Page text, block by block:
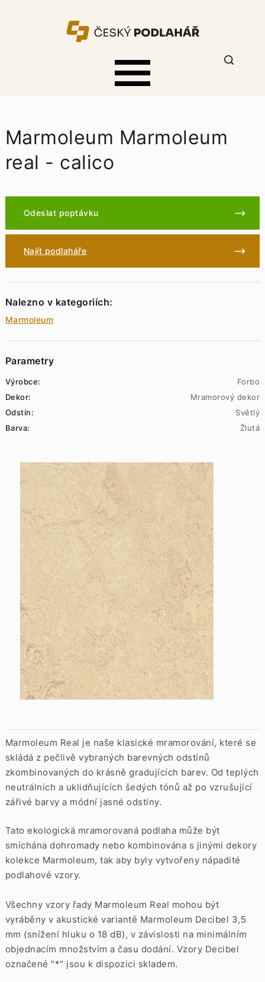
Marmoleum Marmoleum
real - calico
Odeslat poptávku
Najít podlaháře
Nalezno v kategoriích:
Marmoleum
Parametry
Výrobce:
Forbo
Dekor:
Mramorový dekor
Odstín:
Světlý
Barva:
Žlutá
Marmoleum Real je naše klasické mramorování, které se
skládá z pečlivě vybraných barevných odstínů
zkombinovaných do krásně gradujících barev. Od teplých
neutrálních a uklidňujících šedých tónů až po vzrušující
zářivé barvy a módní jasné odstíny.
Tato ekologická mramorovaná podlaha může být
smíchána dohromady nebo kombinována s jinými dekory
kolekce Marmoleum, tak aby byly vytvořeny nápadité
podlahové vzory.
Všechny vzory řady Marmoleum Real mohou být
vyráběny v akustické variantě Marmoleum Decibel 3,5
mm (snížení hluku o 18 dB), v závislosti na minimálním
objednacím množstvím a času dodání. Vzory Decibel
označené "*" jsou k dispozici skladem.